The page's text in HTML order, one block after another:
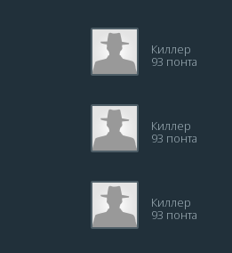
Киллер
93 понта
Киллер
93 понта
Киллер
93 понта